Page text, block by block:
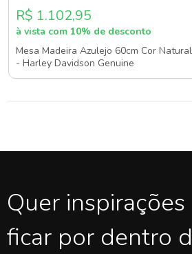
R$ 1.102,95
à vista com 10% de desconto
Mesa Madeira Azulejo 60cm Cor
- Harley Davidson Genuine
Quer inspirações
ficar por dentro